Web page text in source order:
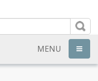
MENU